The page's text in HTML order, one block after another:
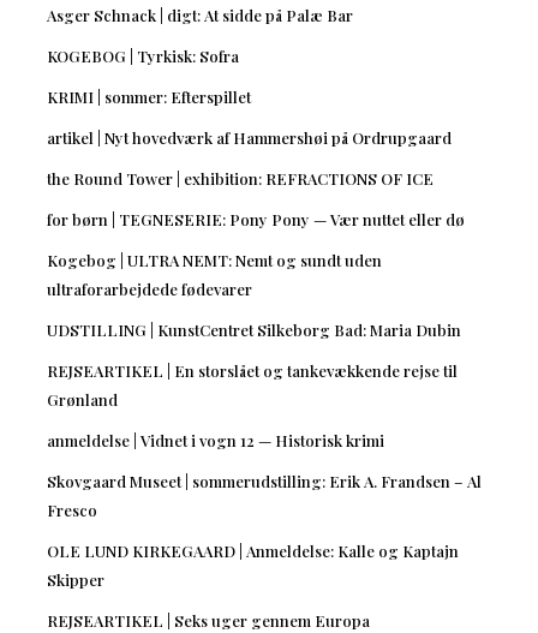
Asger Schnack | digt: At sidde på Palæ Bar
KOGEBOG | Tyrkisk: Sofra
KRIMI | sommer: Efterspillet
artikel | Nyt hovedværk af Hammershøi på Ordrupgaard
the Round Tower | exhibition: REFRACTIONS OF ICE
for børn | TEGNESERIE: Pony Pony — Vær nuttet eller dø
Kogebog | ULTRA NEMT: Nemt og sundt uden
ultraforarbejdede fødevarer
UDSTILLING | KunstCentret Silkeborg Bad: Maria Dubin
REJSEARTIKEL | En storslået og tankevækkende rejse til
Grønland
anmeldelse | Vidnet i vogn 12 — Historisk krimi
Skovgaard Museet | sommerudstilling: Erik A. Frandsen – Al
Fresco
OLE LUND KIRKEGAARD | Anmeldelse: Kalle og Kaptajn
Skipper
REJSEARTIKEL | Seks uger gennem Europa